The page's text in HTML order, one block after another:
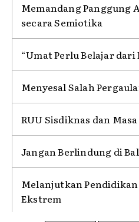
Memandang Panggung
secara Semiotika
“Umat Perlu Belajar
Menyesal Salah
RUU Sisdiknas dan
Jangan Berlindung di
Melanjutkan
Ekstrem